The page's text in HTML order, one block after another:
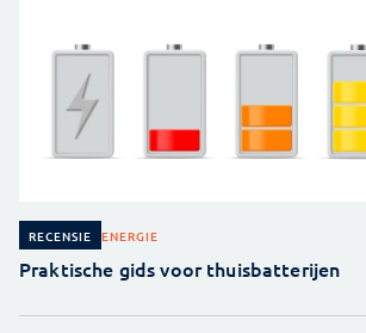
RECENSIE ENERGIE
Praktische gids voor thuisbatterijen